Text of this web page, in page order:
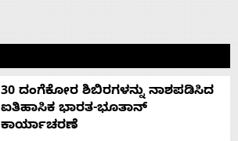
30 ದಂಗೆಕೋರ ಶಿಬಿರಗಳನ್ನು ನಾಶಪಡಿಸಿದ
ಐತಿಹಾಸಿಕ ಭಾರತ-ಭೂತಾನ್
ಕಾರ್ಯಾಚರಣೆ